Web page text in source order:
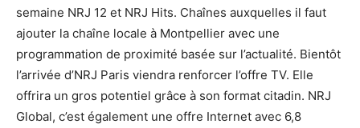
semaine NRJ 12 et NRJ Hits. Chaînes auxquelles il faut
ajouter la chaîne locale à Montpellier avec une
programmation de proximité basée sur l’actualité. Bientôt
l’arrivée d’NRJ Paris viendra renforcer l’offre TV. Elle
offrira un gros potentiel grâce à son format citadin. NRJ
Global, c’est également une offre Internet avec 6,8